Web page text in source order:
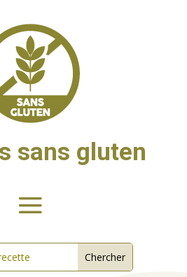
sans gluten